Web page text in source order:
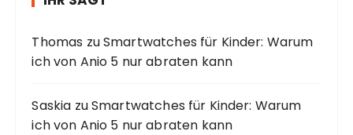
Thomas zuSmartwatches für Kinder: Warum
ich von Anio 5 nur abraten kann
Saskia zuSmartwatches für Kinder: Warum
ich von Anio 5 nur abraten kann